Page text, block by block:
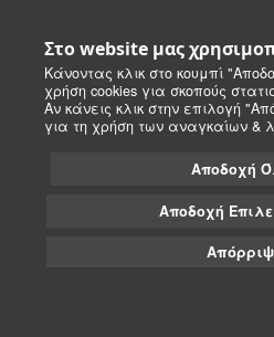
Στο website μας
Κάνοντας κλικ στο κουμπί
χρήση cookies για σκοπούς
Αν κάνεις κλικ στην επιλογή
για τη χρήση των αναγκαίων &
Αποδοχή
Αποδοχή